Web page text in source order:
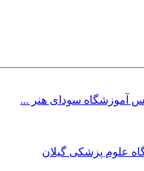
آموزشگاه سودای هنر ...
علوم پزشکی گیلان